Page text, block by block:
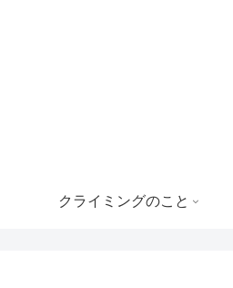
クライミングのこと